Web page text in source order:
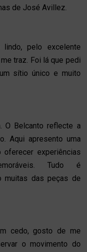
de José Avillez.
pelo excelente
traz. Foi lá que pedi
sítio único e muito
O Belcanto reflecte a
Aqui apresento uma
oferecer experiências
Tudo é
muitas das peças de
cedo, gosto de me
o movimento do